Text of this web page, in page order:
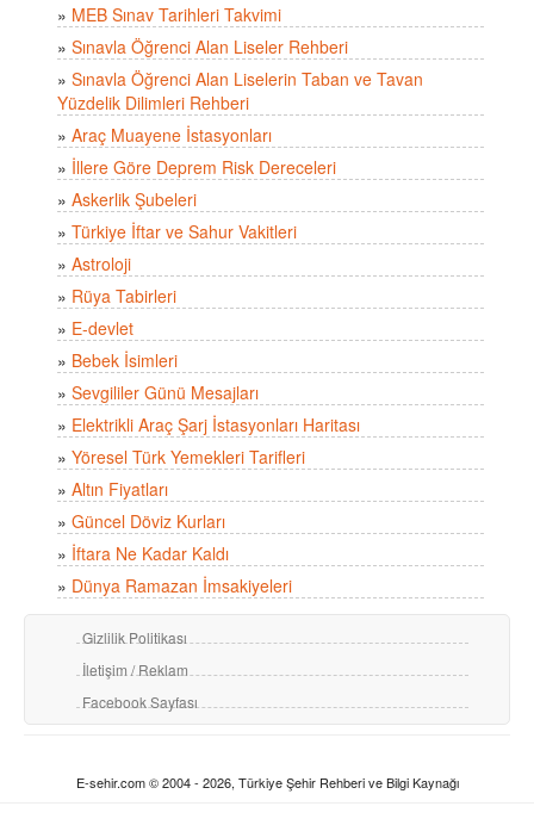
» MEB Sınav Tarihleri Takvimi
» Sınavla Öğrenci Alan Liseler Rehberi
» Sınavla Öğrenci Alan Liselerin Taban ve Tavan
Yüzdelik Dilimleri Rehberi
» Araç Muayene İstasyonları
» İllere Göre Deprem Risk Dereceleri
» Askerlik Şubeleri
» Türkiye İftar ve Sahur Vakitleri
» Astroloji
» Rüya Tabirleri
» E-devlet
» Bebek İsimleri
» Sevgililer Günü Mesajları
» Elektrikli Araç Şarj İstasyonları Haritası
» Yöresel Türk Yemekleri Tarifleri
» Altın Fiyatları
» Güncel Döviz Kurları
» İftara Ne Kadar Kaldı
» Dünya Ramazan İmsakiyeleri
Gizlilik Politikası
İletişim / Reklam
Facebook Sayfası
E-sehir.com © 2004 - 2026, Türkiye Şehir Rehberi ve Bilgi Kaynağı